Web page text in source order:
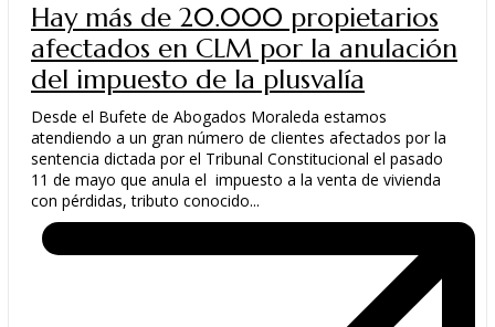
Hay más de 20.000 propietarios
afectados en CLM por la anulación
del impuesto de la plusvalía
Desde el Bufete de Abogados Moraleda estamos
atendiendo a un gran número de clientes afectados por la
sentencia dictada por el Tribunal Constitucional el pasado
11 de mayo que anula el impuesto a la venta de vivienda
con pérdidas, tributo conocido...